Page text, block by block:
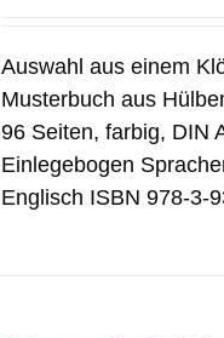
Auswahl aus einem
Musterbuch aus
96 Seiten, farbig, DIN
Einlegebogen
Englisch ISBN 978-3-